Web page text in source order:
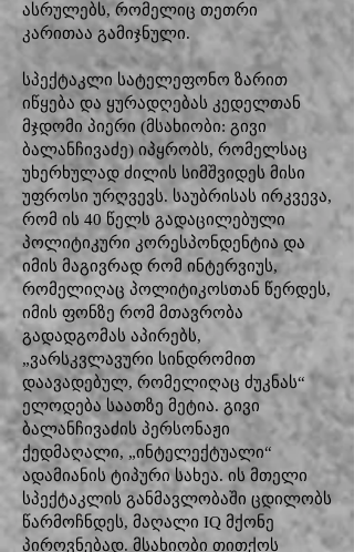
ასრულებს, რომელიც თეთრი
კარითაა გამიჯნული.
სპექტაკლი სატელეფონო ზარით
იწყება და ყურადღებას კედელთან
მჯდომი პიერი (მსახიობი: გივი
ბალანჩივაძე) იპყრობს, რომელსაც
უხერხულად ძილის სიმშვიდეს მისი
უფროსი ურღვევს. საუბრისას ირკვევა,
რომ ის 40 წელს გადაცილებული
პოლიტიკური კორესპონდენტია და
იმის მაგივრად რომ ინტერვიუს,
რომელიღაც პოლიტიკოსთან წერდეს,
იმის ფონზე რომ მთავრობა
გადადგომას აპირებს,
„ვარსკვლავური სინდრომით
დაავადებულ, რომელიღაც ძუკნას“
ელოდება საათზე მეტია. გივი
ბალანჩივაძის პერსონაჟი
ქედმაღალი, „ინტელექტუალი“
ადამიანის ტიპური სახეა. ის მთელი
სპექტაკლის განმავლობაში ცდილობს
წარმოჩნდეს, მაღალი IQ მქონე
პიროვნებად. მსახიობი თითქოს